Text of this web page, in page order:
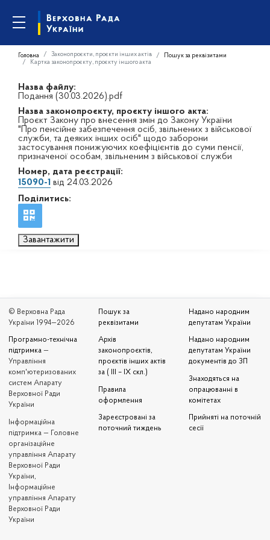
Головна Законопроєкти, проєкти інших актів
Пошук за реквізитами
Картка законопроєкту, проєкту іншого акта
Назва файлу:
Подання (30.03.2026).pdf
Назва законопроєкту, проєкту іншого акта:
Проєкт Закону про внесення змін до Закону України
"Про пенсійне забезпечення осіб, звільнених з військової
служби, та деяких інших осіб" щодо заборони
застосування понижуючих коефіцієнтів до суми пенсії,
призначеної особам, звільненим з військової служби
Номер, дата реєстрації:
15090-1 від 24.03.2026
Поділитись:
Завантажити
© Верховна Рада
України 1994—2026
Програмно-технічна
підтримка —
Управління
комп'ютеризованих
систем Апарату
Верховної Ради
України
Iнформаційна
підтримка — Головне
організаційне
управління Апарату
Верховної Ради
України,
Інформаційне
управління Апарату
Верховної Ради
України
Пошук за
реквізитами
Архів
законопроєктів,
проєктів інших актів
за ( III – IX скл.)
Правила
оформлення
Зареєстровані за
поточний тиждень
Надано народним
депутатам України
Надано народним
депутатам України
документів до ЗП
Знаходяться на
опрацюванні в
комітетах
Прийняті на поточній
сесії